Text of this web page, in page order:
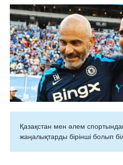
Қазақстан мен әлем
жаңалықтарды бірінші болып